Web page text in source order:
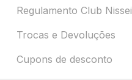
Regulamento Club Nissei
Trocas e Devoluções
Cupons de desconto